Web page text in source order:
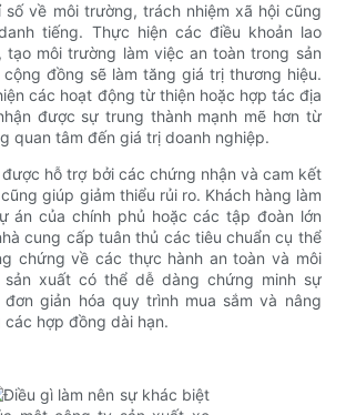
số về môi trường, trách nhiệm xã hội cũng
tiếng. Thực hiện các điều khoản lao
tạo môi trường làm việc an toàn trong sản
đồng sẽ làm tăng giá trị thương hiệu.
các hoạt động từ thiện hoặc hợp tác địa
được sự trung thành mạnh mẽ hơn từ
quan tâm đến giá trị doanh nghiệp.
hỗ trợ bởi các chứng nhận và cam kết
giúp giảm thiểu rủi ro. Khách hàng làm
án của chính phủ hoặc các tập đoàn lớn
cung cấp tuân thủ các tiêu chuẩn cụ thể
chứng về các thực hành an toàn và môi
sản xuất có thể dễ dàng chứng minh sự
giản hóa quy trình mua sắm và nâng
hợp đồng dài hạn.